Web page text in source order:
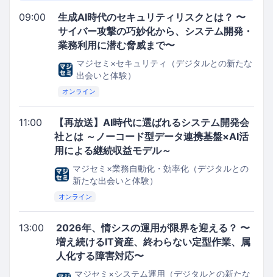
09:00
生成AI時代のセキュリティリスクとは？ 〜
サイバー攻撃の巧妙化から、システム開発・
業務利用に潜む脅威まで〜
マジセミ×セキュリティ（デジタルとの新たな
出会いと体験）
オンライン
11:00
【再放送】AI時代に選ばれるシステム開発会
社とは ～ノーコード型データ連携基盤×AI活
用による継続収益モデル～
マジセミ×業務自動化・効率化（デジタルとの
新たな出会いと体験）
オンライン
13:00
2026年、情シスの運用が限界を迎える？ 〜
増え続けるIT資産、終わらない定型作業、属
人化する障害対応〜
マジセミ×システム運用（デジタルとの新たな